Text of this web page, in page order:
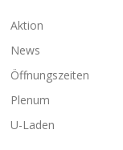
Aktion
News
Öffnungszeiten
Plenum
U-Laden